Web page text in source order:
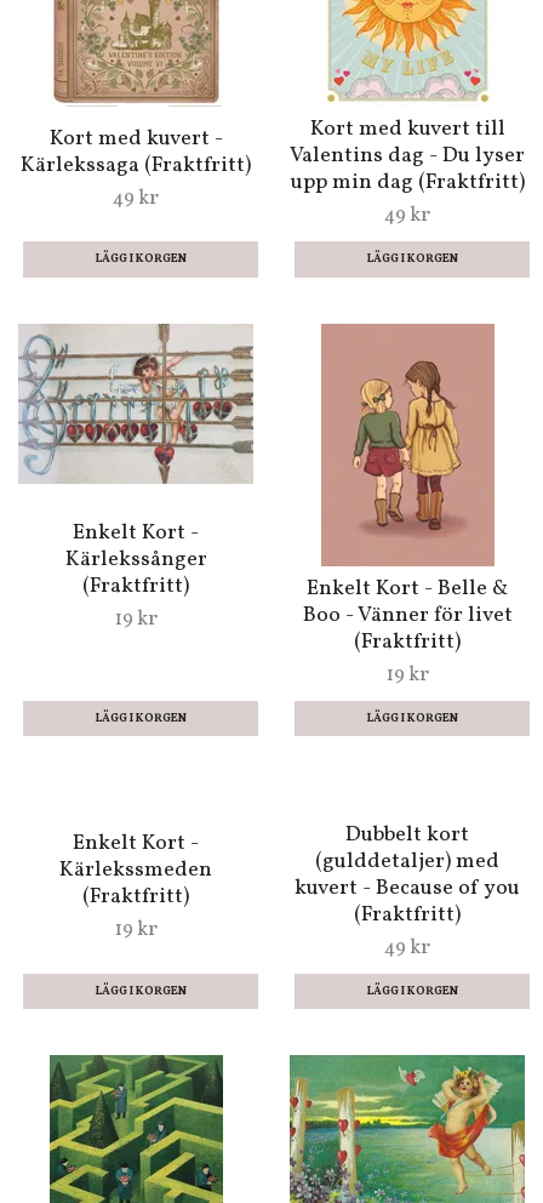
Tatuering med kort och
kuvert - Kärlekste
(Fraktfritt)
59 kr
19 kr
Enkelt kort - Lovebirds
(Fraktfritt)
19 kr
Enkelt kort -
Björnkram (Fraktfritt)
19 kr
49 kr
upp min dag (Fraktfritt)
49 kr
Enkelt Kort -
Kärlekssånger